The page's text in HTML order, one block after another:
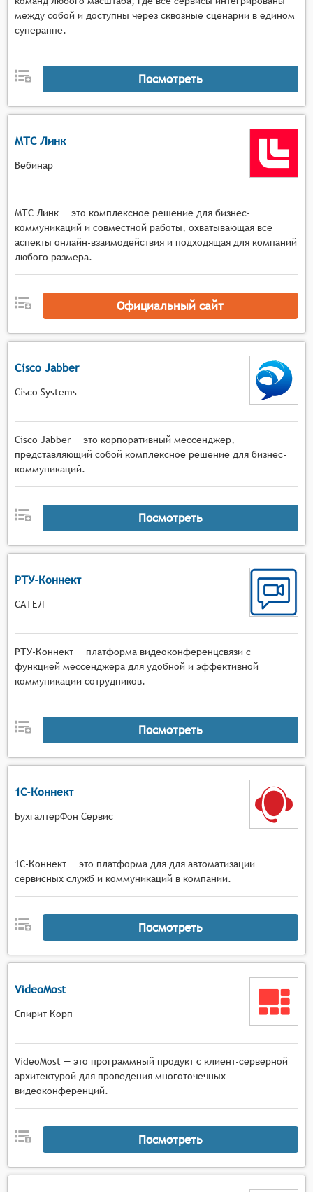
между собой и доступны через сквозные сценарии в едином
супераппе.
Посмотреть
МТС Линк
Вебинар
МТС Линк — это комплексное решение для бизнес-
коммуникаций и совместной работы, охватывающая все
аспекты онлайн-взаимодействия и подходящая для компаний
любого размера.
Официальный сайт
Cisco Jabber
Cisco Systems
Cisco Jabber — это корпоративный мессенджер,
представляющий собой комплексное решение для бизнес-
коммуникаций.
Посмотреть
РТУ-Коннект
САТЕЛ
РТУ-Коннект — платформа видеоконференцсвязи с
функцией мессенджера для удобной и эффективной
коммуникации сотрудников.
Посмотреть
1С-Коннект
БухгалтерФон Сервис
1С-Коннект — это платформа для для автоматизации
сервисных служб и коммуникаций в компании.
Посмотреть
VideoMost
Спирит Корп
VideoMost — это программный продукт с клиент-серверной
архитектурой для проведения многоточечных
видеоконференций.
Посмотреть